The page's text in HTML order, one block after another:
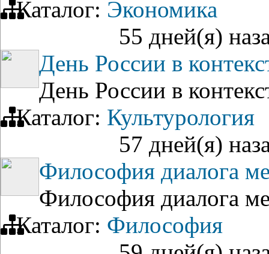
Каталог: Экономика
55 дней(я)
День России в
День России в
Каталог: Культурология
57 дней(я)
Философия диалога
Философия диалога
Каталог: Философия